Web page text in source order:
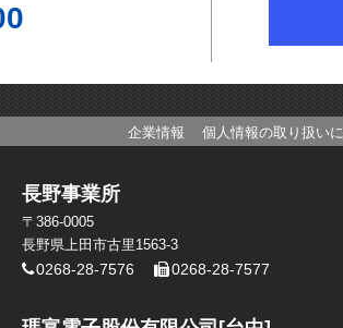
企業情報 個人情報の取り扱い
長野事業所
〒386-0005
長野県上田市古里1563-3
0268-28-7576 0268-28-7577